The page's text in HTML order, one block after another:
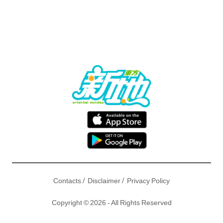
Contacts/ Disclaimer/ Privacy Policy
Copyright © 2026 - All Rights Reserved